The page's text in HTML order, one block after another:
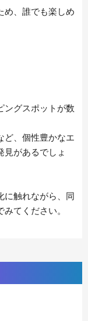
め、誰でも楽しめ
ングスポットが数
ど、個性豊かなエ
見があるでしょ
に触れながら、同
てください。